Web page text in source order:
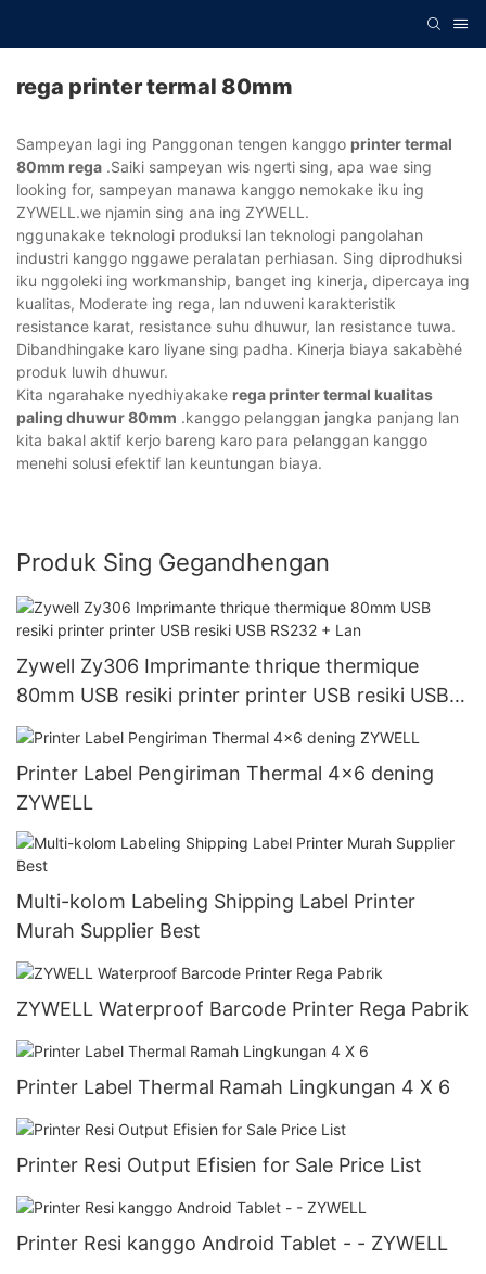
rega printer termal 80mm
Sampeyan lagi ing Panggonan tengen kanggo printer termal
80mm rega .Saiki sampeyan wis ngerti sing, apa wae sing
looking for, sampeyan manawa kanggo nemokake iku ing
ZYWELL.we njamin sing ana ing ZYWELL.
nggunakake teknologi produksi lan teknologi pangolahan
industri kanggo nggawe peralatan perhiasan. Sing diprodhuksi
iku nggoleki ing workmanship, banget ing kinerja, dipercaya ing
kualitas, Moderate ing rega, lan nduweni karakteristik
resistance karat, resistance suhu dhuwur, lan resistance tuwa.
Dibandhingake karo liyane sing padha. Kinerja biaya sakabèhé
produk luwih dhuwur.
Kita ngarahake nyedhiyakake rega printer termal kualitas
paling dhuwur 80mm .kanggo pelanggan jangka panjang lan
kita bakal aktif kerjo bareng karo para pelanggan kanggo
menehi solusi efektif lan keuntungan biaya.
Produk Sing Gegandhengan
Zywell Zy306 Imprimante thrique thermique
80mm USB resiki printer printer USB resiki USB
RS232 + Lan
Printer Label Pengiriman Thermal 4x6 dening
ZYWELL
Multi-kolom Labeling Shipping Label Printer
Murah Supplier Best
ZYWELL Waterproof Barcode Printer Rega Pabrik
Printer Label Thermal Ramah Lingkungan 4 X 6
Printer Resi Output Efisien for Sale Price List
Printer Resi kanggo Android Tablet - - ZYWELL